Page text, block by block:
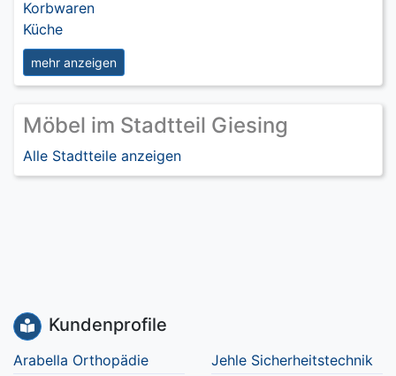
Korbwaren
Küche
mehr anzeigen
Möbel im Stadtteil Giesing
Alle Stadtteile anzeigen
Kundenprofile
Arabella Orthopädie
Jehle Sicherheitstechnik